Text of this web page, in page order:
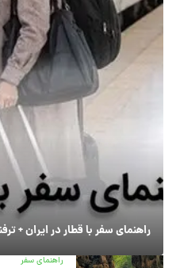
راهنمای سفر با قطار در ایران +
راهنمای سفر